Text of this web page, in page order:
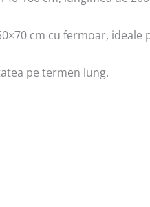
cm cu fermoar, ideale
pe termen lung.